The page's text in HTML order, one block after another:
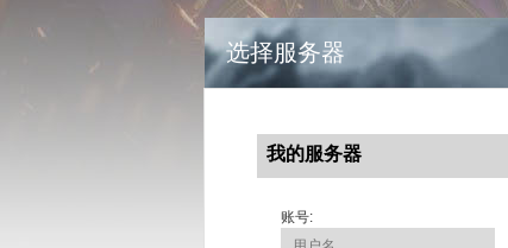
选择服务器
我的服务器
账号: